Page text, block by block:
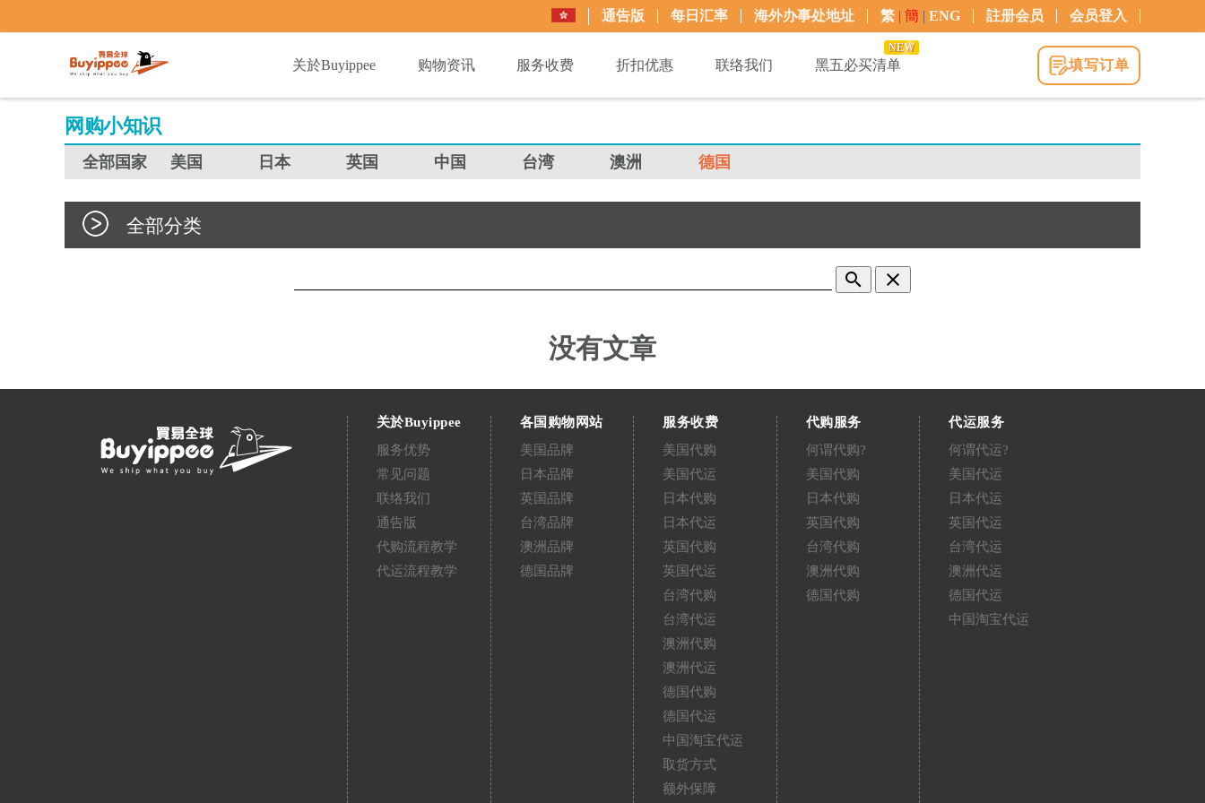
通告版 每日汇率 海外办事处地址 繁 | 簡 | ENG 註册会员 会员登入
关於Buyippee
购物资讯 服务收费 折扣优惠 联络我们 黑五必买清单
NEW
填写订单
网购小知识
全部国家 美国 日本 英国 中国 台湾 澳洲 德国
全部分类
search clear
没有文章
关於Buyippee
服务优势
常见问题
联络我们
通告版
代购流程教学
代运流程教学
各国购物网站
美国品牌
日本品牌
英国品牌
台湾品牌
澳洲品牌
德国品牌
服务收费
美国代购
美国代运
日本代购
日本代运
英国代购
英国代运
台湾代购
台湾代运
澳洲代购
澳洲代运
德国代购
德国代运
中国淘宝代运
取货方式
额外保障
代购服务
何谓代购?
美国代购
日本代购
英国代购
台湾代购
澳洲代购
德国代购
代运服务
何谓代运?
美国代运
日本代运
英国代运
台湾代运
澳洲代运
德国代运
中国淘宝代运